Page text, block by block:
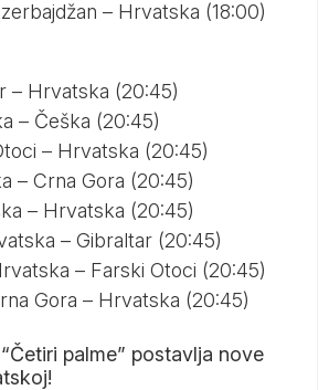
– Hrvatska (18:00)
– Hrvatska (20:45)
– Češka (20:45)
– Hrvatska (20:45)
– Crna Gora (20:45)
– Hrvatska (20:45)
– Gibraltar (20:45)
– Farski Otoci (20:45)
Gora – Hrvatska (20:45)
palme” postavlja nove